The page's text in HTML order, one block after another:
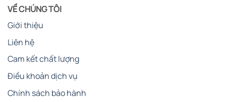
VỀ CHÚNG TÔI
Giới thiệu
Liên hệ
Cam kết chất lượng
Điều khoản dịch vụ
Chính sách bảo hành